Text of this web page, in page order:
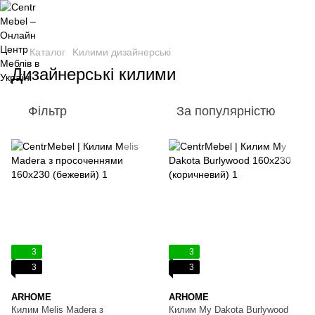
Каталог Kилими дизайнерські
Дизайнерські килими
Фільтр За популярністю
3
3
ARHOME
Килим Melis Madera з
3
3
ARHOME
Килим My Dakota Burlywood